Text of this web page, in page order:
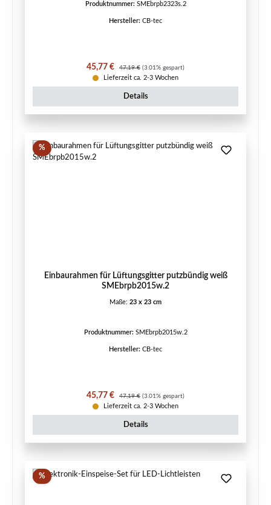
Produktnummer: SMEbrpb2323s.2
Hersteller: CB-tec
Verkaufspreis:
45,77 € Regulärer Preis:
47,19 € (3.01% gespart)
Lieferzeit ca. 2-3 Wochen
Details
%Rabatt
Einbaurahmen für Lüftungsgitter putzbündig weiß
SMEbrpb2015w.2
Maße: 23 x 23 cm
Produktnummer: SMEbrpb2015w.2
Hersteller: CB-tec
Verkaufspreis:
45,77 € Regulärer Preis:
47,19 € (3.01% gespart)
Lieferzeit ca. 2-3 Wochen
Details
%Rabatt